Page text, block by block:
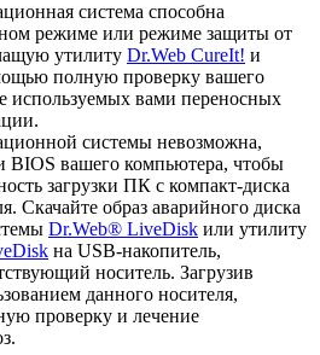
система способна
режиме или режиме защиты от
утилиту Dr.Web CureIt! и
полную проверку вашего
используемых вами переносных
системы невозможна,
BIOS вашего компьютера, чтобы
загрузки ПК с компакт-диска
Скачайте образ аварийного диска
Dr.Web® LiveDisk или утилиту
на USB-накопитель,
носитель. Загрузив
данного носителя,
проверку и лечение